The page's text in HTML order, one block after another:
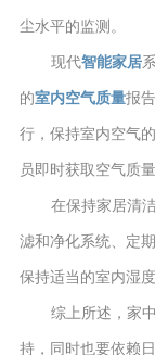
尘水平的监测。
现代智能家居
的室内空气质量报
行，保持室内空气
员即时获取空气质
在保持家居清
滤和净化系统、定
保持适当的室内湿
综上所述，家
持，同时也要依赖